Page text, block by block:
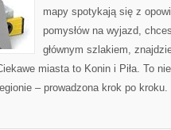
mapy spotykają się z
pomysłów na wyjazd,
głównym szlakiem,
miasta to Konin i Piła. To
– prowadzona krok po